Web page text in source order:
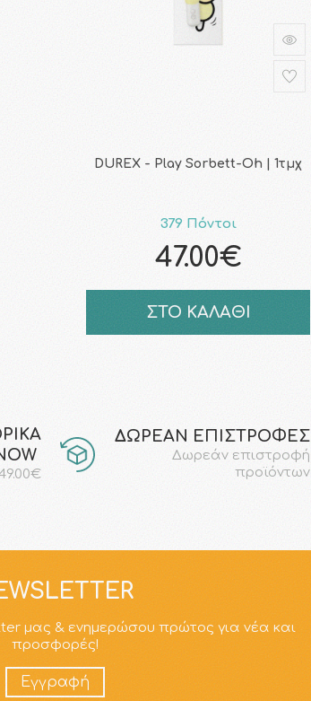
DUREX - Play Sorbett-Oh | 1τμχ
379 Πόντοι
47.00€
ΣΤΟ ΚΑΛΑΘΙ
ΔΩΡΕΑΝ ΕΠΙΣΤΡΟΦΕΣ
Δωρεάν επιστροφή
προϊόντων
μας & ενημερώσου πρώτος για νέα και
προσφορές!
Εγγραφή